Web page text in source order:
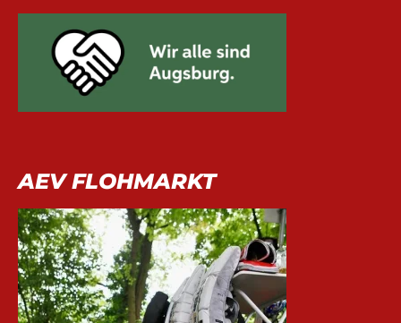
AEV FLOHMARKT